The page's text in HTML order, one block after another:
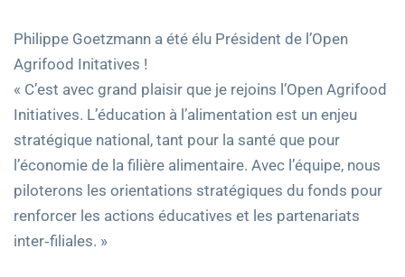
Philippe Goetzmann a été élu Président de l’Open
Agrifood Initatives !
« C’est avec grand plaisir que je rejoins l’Open Agrifood
Initiatives. L’éducation à l’alimentation est un enjeu
stratégique national, tant pour la santé que pour
l’économie de la filière alimentaire. Avec l’équipe, nous
piloterons les orientations stratégiques du fonds pour
renforcer les actions éducatives et les partenariats
inter‑filiales. »